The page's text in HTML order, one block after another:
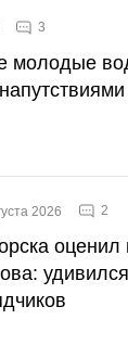
3
молодые
2026 2